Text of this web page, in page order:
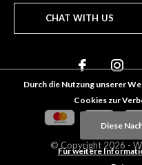
CHAT WITH US
© Copyright 2026 -
Durch die Nutzung unserer
Cookies zur
Diese
Für weitere